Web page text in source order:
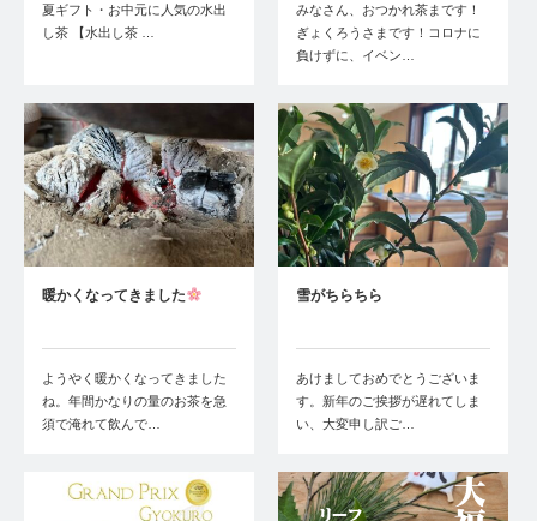
夏ギフト・お中元に人気の水出
し茶 【水出し茶 …
みなさん、おつかれ茶まです！
ぎょくろうさまです！コロナに
負けずに、イベン…
暖かくなってきました
ようやく暖かくなってきました
ね。年間かなりの量のお茶を急
須で淹れて飲んで…
雪がちらちら
あけましておめでとうございま
す。新年のご挨拶が遅れてしま
い、大変申し訳ご…